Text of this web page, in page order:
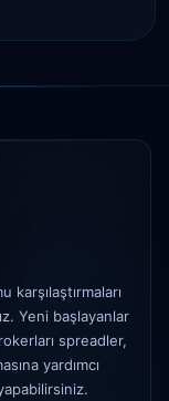
3d
24
Yeni başlayanlar
spreadler,
yardımcı